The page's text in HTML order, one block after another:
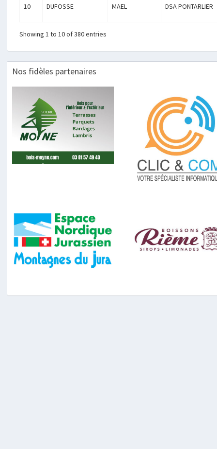
10 DUFOSSE MAEL DSA PONTARLIER
Showing 1 to 10 of 380 entries
Nos fidèles partenaires